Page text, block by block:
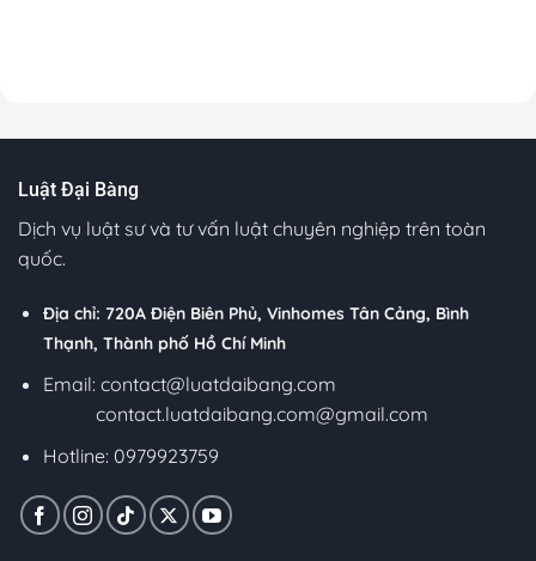
Luật Đại Bàng
Dịch vụ luật sư và tư vấn luật chuyên nghiệp trên toàn
quốc.
Địa chỉ: 720A Điện Biên Phủ, Vinhomes Tân Cảng, Bình
Thạnh, Thành phố Hồ Chí Minh
Email: contact@luatdaibang.com
contact.luatdaibang.com@gmail.com
Hotline: 0979923759